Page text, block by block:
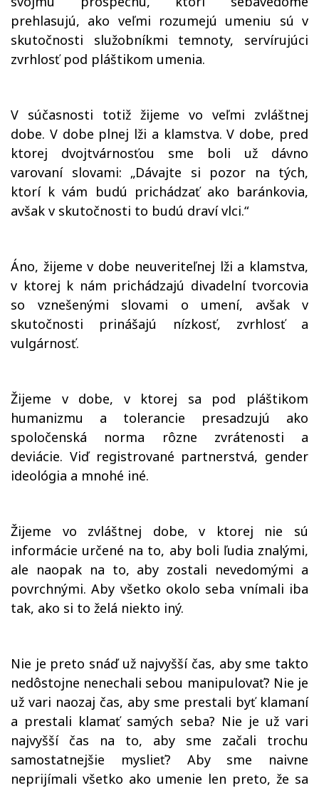
prehlasujú, ako veľmi rozumejú umeniu sú v
skutočnosti služobníkmi temnoty, servírujúci
zvrhlosť pod pláštikom umenia.
V súčasnosti totiž žijeme vo veľmi zvláštnej
dobe. V dobe plnej lži a klamstva. V dobe, pred
ktorej dvojtvárnosťou sme boli už dávno
varovaní slovami: „Dávajte si pozor na tých,
ktorí k vám budú prichádzať ako baránkovia,
avšak v skutočnosti to budú draví vlci.“
Áno, žijeme v dobe neuveriteľnej lži a klamstva,
v ktorej k nám prichádzajú divadelní tvorcovia
so vznešenými slovami o umení, avšak v
skutočnosti prinášajú nízkosť, zvrhlosť a
vulgárnosť.
Žijeme v dobe, v ktorej sa pod pláštikom
humanizmu a tolerancie presadzujú ako
spoločenská norma rôzne zvrátenosti a
deviácie. Viď registrované partnerstvá, gender
ideológia a mnohé iné.
Žijeme vo zvláštnej dobe, v ktorej nie sú
informácie určené na to, aby boli ľudia znalými,
ale naopak na to, aby zostali nevedomými a
povrchnými. Aby všetko okolo seba vnímali iba
tak, ako si to želá niekto iný.
Nie je preto snáď už najvyšší čas, aby sme takto
nedôstojne nenechali sebou manipulovať? Nie je
už vari naozaj čas, aby sme prestali byť klamaní
a prestali klamať samých seba? Nie je už vari
najvyšší čas na to, aby sme začali trochu
samostatnejšie myslieť? Aby sme naivne
neprijímali všetko ako umenie len preto, že sa